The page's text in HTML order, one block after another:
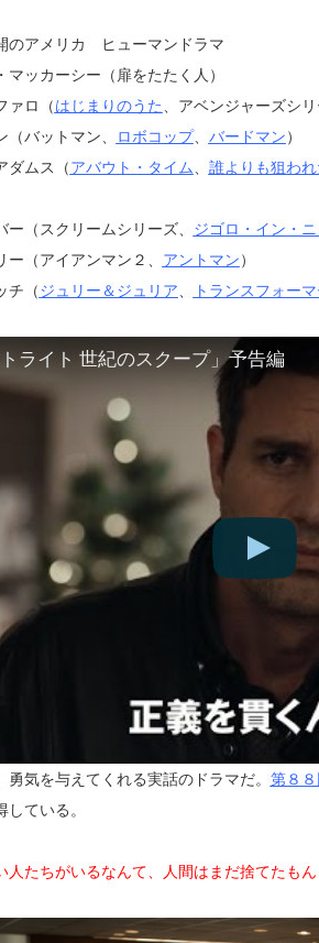
のアメリカ ヒューマンドラマ
ッカーシー（扉をたたく人）
ァロ（はじまりのうた 、アベンジャーズシリ
バットマン、
ロボコップ、 バードマン）
ダムス（アバウト・タイム 誰よりも狙われ
ー（スクリームシリーズ、 ジゴロ・イン・
（アイアンマン２、 アントマン）
チ（ジュリー＆ジュリア トランスフォー
ライト 世紀のスクープ」予告編
気を与えてくれる実話のドラマだ。 第８
ている。
人たちがいるなんて、人間はまだ捨てたもん